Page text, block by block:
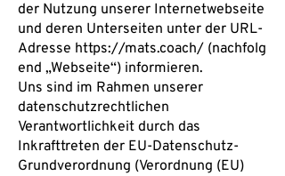
der Nutzung unserer Internetwebseite
und deren Unterseiten unter der URL-
Adresse https://mats.coach/ (nachfolg
end „Webseite“) informieren.
Uns sind im Rahmen unserer
datenschutzrechtlichen
Verantwortlichkeit durch das
Inkrafttreten der EU-Datenschutz-
Grundverordnung (Verordnung (EU)